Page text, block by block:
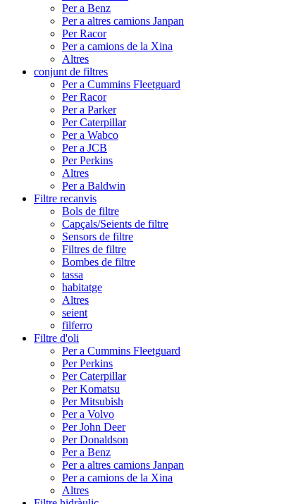
Per a Benz
Per a altres camions Janpan
Per Racor
Per a camions de la Xina
Altres
conjunt de filtres
Per a Cummins Fleetguard
Per Racor
Per a Parker
Per Caterpillar
Per a Wabco
Per a JCB
Per Perkins
Altres
Per a Baldwin
Filtre recanvis
Bols de filtre
Capçals/Seients de filtre
Sensors de filtre
Filtres de filtre
Bombes de filtre
tassa
habitatge
Altres
seient
filferro
Filtre d'oli
Per a Cummins Fleetguard
Per Perkins
Per Caterpillar
Per Komatsu
Per Mitsubish
Per a Volvo
Per John Deer
Per Donaldson
Per a Benz
Per a altres camions Janpan
Per a camions de la Xina
Altres